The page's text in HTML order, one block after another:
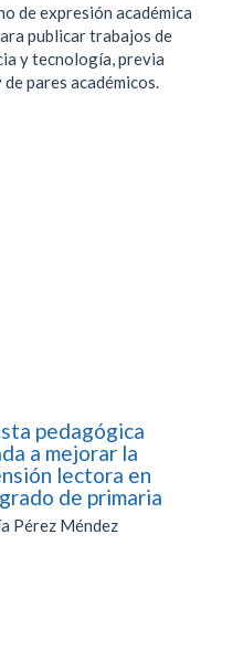
de expresión académica
publicar trabajos de
y tecnología, previa
pares académicos.
pedagógica
a mejorar la
lectora en
de primaria
Pérez Méndez